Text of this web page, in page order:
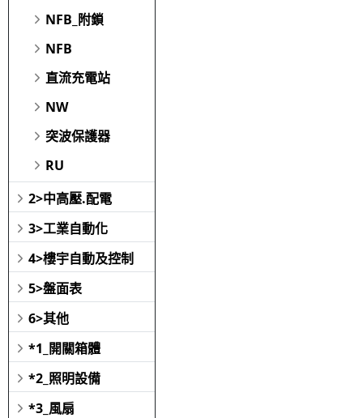
NFB_附鎖
NFB
直流充電站
NW
突波保護器
RU
2>中高壓.配電
3>工業自動化
4>樓宇自動及控制
5>盤面表
6>其他
*1_開關箱體
*2_照明設備
*3_風扇